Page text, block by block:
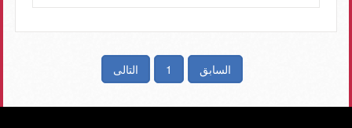
السابق 1 التالى